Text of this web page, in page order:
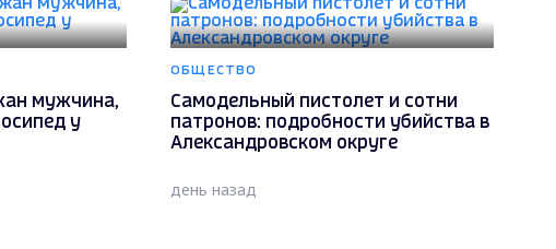
мужчина,
у
ОБЩЕСТВО
Самодельный пистолет и сотни
патронов: подробности убийства в
Александровском округе
день назад